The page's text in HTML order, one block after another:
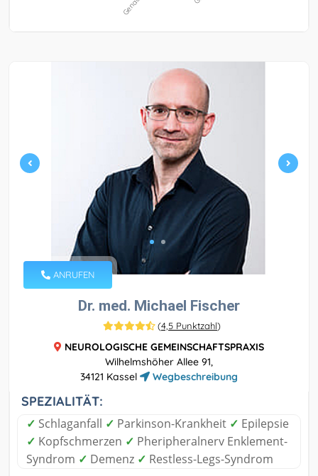
ANRUFEN
Dr. med. Michael Fischer
(4,5 Punktzahl)
NEUROLOGISCHE GEMEINSCHAFTSPRAXIS
Wilhelmshöher Allee 91,
34121 Kassel
Wegbeschreibung
SPEZIALITÄT:
✓ Schlaganfall ✓ Parkinson-Krankheit ✓ Epilepsie
✓ Kopfschmerzen ✓ Pheripheralnerv Enklement-
Syndrom ✓ Demenz ✓ Restless-Legs-Syndrom